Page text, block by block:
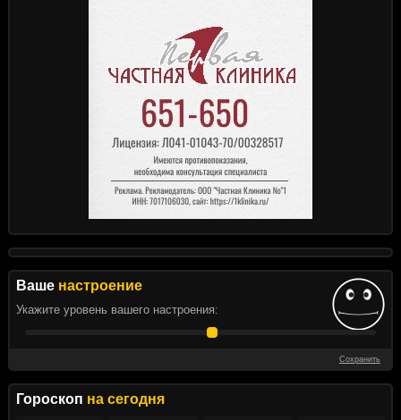
Ваше настроение
Укажите уровень вашего настроения:
Сохранить
Гороскоп на сегодня